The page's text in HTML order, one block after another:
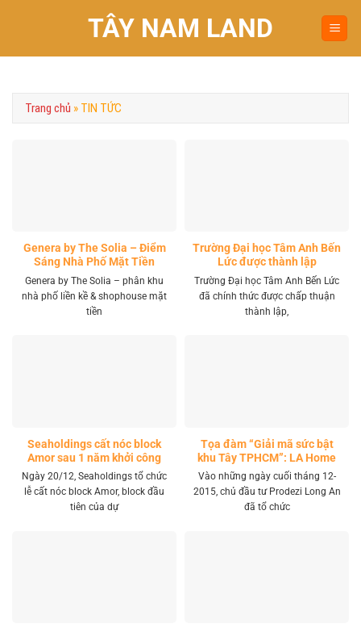
TÂY NAM LAND
Trang chủ » TIN TỨC
Genera by The Solia – Điểm
Sáng Nhà Phố Mặt Tiền
Vành Đai 4 Khu Tây
Genera by The Solia – phân khu
nhà phố liền kề & shophouse mặt
tiền
Trường Đại học Tâm Anh Bến
Lức được thành lập
Trường Đại học Tâm Anh Bến Lức
đã chính thức được chấp thuận
thành lập,
Seaholdings cất nóc block
Amor sau 1 năm khởi công
Ngày 20/12, Seaholdings tổ chức
lễ cất nóc block Amor, block đầu
tiên của dự
Tọa đàm “Giải mã sức bật
khu Tây TPHCM”: LA Home
khai mở tọa độ đầu tư mới
Vào những ngày cuối tháng 12-
2015, chủ đầu tư Prodezi Long An
đã tổ chức